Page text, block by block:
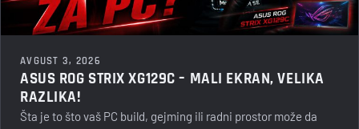
AVGUST 3, 2026
ASUS ROG STRIX XG129C – MALI EKRAN, VELIKA
RAZLIKA!
Šta je to što vaš PC build, gejming ili radni prostor može da